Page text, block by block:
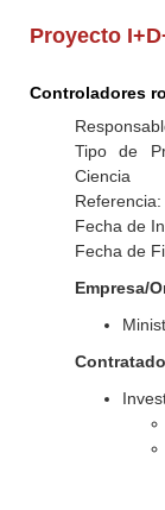
Proyecto
Controladores
Tipo de
Ciencia
Referencia:
Fecha de
Fecha de
Empresa/